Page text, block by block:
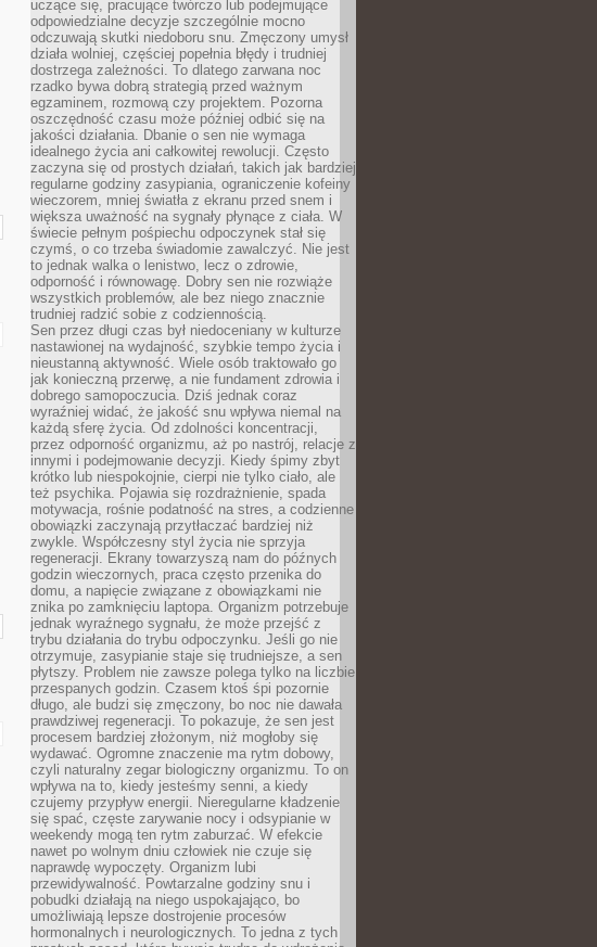
uczące się, pracujące twórczo lub podejmujące
odpowiedzialne decyzje szczególnie mocno
odczuwają skutki niedoboru snu. Zmęczony umysł
działa wolniej, częściej popełnia błędy i trudniej
dostrzega zależności. To dlatego zarwana noc
rzadko bywa dobrą strategią przed ważnym
egzaminem, rozmową czy projektem. Pozorna
oszczędność czasu może później odbić się na
jakości działania. Dbanie o sen nie wymaga
idealnego życia ani całkowitej rewolucji. Często
zaczyna się od prostych działań, takich jak bardziej
regularne godziny zasypiania, ograniczenie kofeiny
wieczorem, mniej światła z ekranu przed snem i
większa uważność na sygnały płynące z ciała. W
świecie pełnym pośpiechu odpoczynek stał się
czymś, o co trzeba świadomie zawalczyć. Nie jest
to jednak walka o lenistwo, lecz o zdrowie,
odporność i równowagę. Dobry sen nie rozwiąże
wszystkich problemów, ale bez niego znacznie
trudniej radzić sobie z codziennością.
Sen przez długi czas był niedoceniany w kulturze
nastawionej na wydajność, szybkie tempo życia i
nieustanną aktywność. Wiele osób traktowało go
jak konieczną przerwę, a nie fundament zdrowia i
dobrego samopoczucia. Dziś jednak coraz
wyraźniej widać, że jakość snu wpływa niemal na
każdą sferę życia. Od zdolności koncentracji,
przez odporność organizmu, aż po nastrój, relacje z
innymi i podejmowanie decyzji. Kiedy śpimy zbyt
krótko lub niespokojnie, cierpi nie tylko ciało, ale
też psychika. Pojawia się rozdrażnienie, spada
motywacja, rośnie podatność na stres, a codzienne
obowiązki zaczynają przytłaczać bardziej niż
zwykle. Współczesny styl życia nie sprzyja
regeneracji. Ekrany towarzyszą nam do późnych
godzin wieczornych, praca często przenika do
domu, a napięcie związane z obowiązkami nie
znika po zamknięciu laptopa. Organizm potrzebuje
jednak wyraźnego sygnału, że może przejść z
trybu działania do trybu odpoczynku. Jeśli go nie
otrzymuje, zasypianie staje się trudniejsze, a sen
płytszy. Problem nie zawsze polega tylko na liczbie
przespanych godzin. Czasem ktoś śpi pozornie
długo, ale budzi się zmęczony, bo noc nie dawała
prawdziwej regeneracji. To pokazuje, że sen jest
procesem bardziej złożonym, niż mogłoby się
wydawać. Ogromne znaczenie ma rytm dobowy,
czyli naturalny zegar biologiczny organizmu. To on
wpływa na to, kiedy jesteśmy senni, a kiedy
czujemy przypływ energii. Nieregularne kładzenie
się spać, częste zarywanie nocy i odsypianie w
weekendy mogą ten rytm zaburzać. W efekcie
nawet po wolnym dniu człowiek nie czuje się
naprawdę wypoczęty. Organizm lubi
przewidywalność. Powtarzalne godziny snu i
pobudki działają na niego uspokajająco, bo
umożliwiają lepsze dostrojenie procesów
hormonalnych i neurologicznych. To jedna z tych